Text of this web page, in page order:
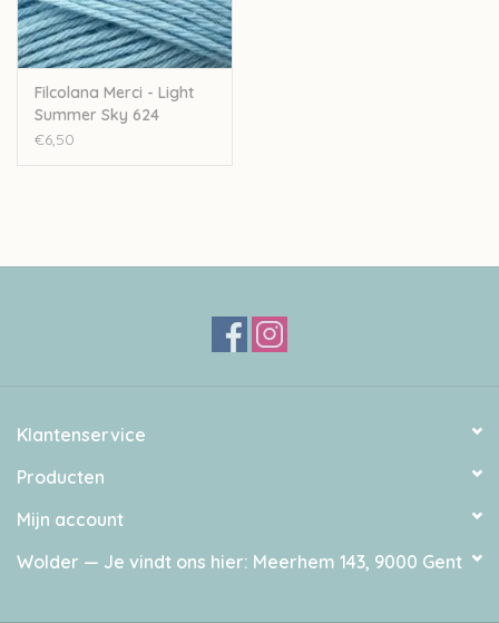
Filcolana Merci - Light
Summer Sky 624
€6,50
Klantenservice
Producten
Mijn account
Wolder — Je vindt ons hier: Meerhem 143, 9000 Gent